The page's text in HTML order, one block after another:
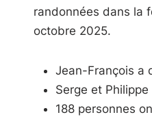
randonnées dans la
octobre 2025.
Jean-François a
Serge et
188 personnes